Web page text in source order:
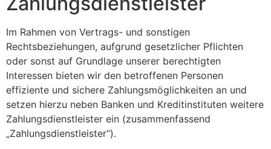
Im Rahmen von Vertrags- und sonstigen
Rechtsbeziehungen, aufgrund gesetzlicher Pflichten
oder sonst auf Grundlage unserer berechtigten
Interessen bieten wir den betroffenen Personen
effiziente und sichere Zahlungsmöglichkeiten an und
setzen hierzu neben Banken und Kreditinstituten weitere
Zahlungsdienstleister ein (zusammenfassend
„Zahlungsdienstleister“).